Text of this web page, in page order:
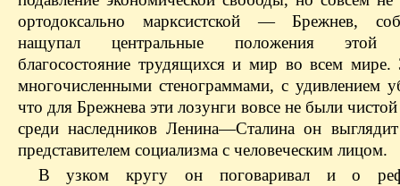
ортодоксально марксистской — Брежнев,
нащупал центральные положения этой
благосостояние трудящихся и мир во всем мире.
многочисленными стенограммами, с удивлением
что для Брежнева эти лозунги вовсе не были
среди наследников Ленина—Сталина он
представителем социализма с человеческим лицом.
В узком кругу он поговаривал и о